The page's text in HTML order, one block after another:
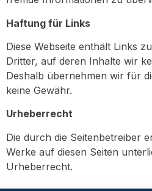
Haftung für Links
Diese Webseite enthält Links
Dritter, auf deren Inhalte wir
Deshalb übernehmen wir für
keine Gewähr.
Urheberrecht
Die durch die Seitenbetreiber
Werke auf diesen Seiten
Urheberrecht.